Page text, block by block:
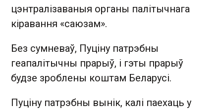
цэнтралізаваныя органы палітычнага
кіравання «саюзам».
Без сумневаў, Пуціну патрэбны
геапалітычны прарыў, і гэты прарыў
будзе зроблены коштам Беларусі.
Пуціну патрэбны вынік, калі паехаць у